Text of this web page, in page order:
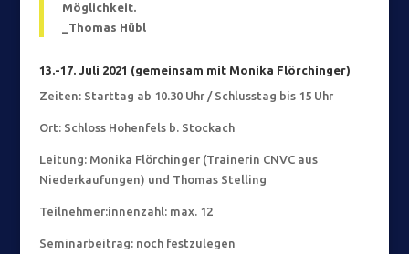
Möglichkeit.
_Thomas Hübl
13.-17. Juli 2021 (gemeinsam mit Monika Flörchinger)
Zeiten: Starttag ab 10.30 Uhr / Schlusstag bis 15 Uhr
Ort: Schloss Hohenfels b. Stockach
Leitung: Monika Flörchinger (Trainerin CNVC aus
Niederkaufungen) und Thomas Stelling
Teilnehmer:innenzahl: max. 12
Seminarbeitrag: noch festzulegen